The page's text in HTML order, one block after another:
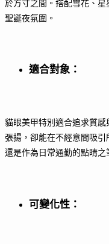
於方寸之間。搭配雪花、
聖誕夜氛圍。
適合對象 ：
貓眼美甲特別適合追求質
張揚，卻能在不經意間吸引
還是作為日常通勤的點睛之
可變化性 ：